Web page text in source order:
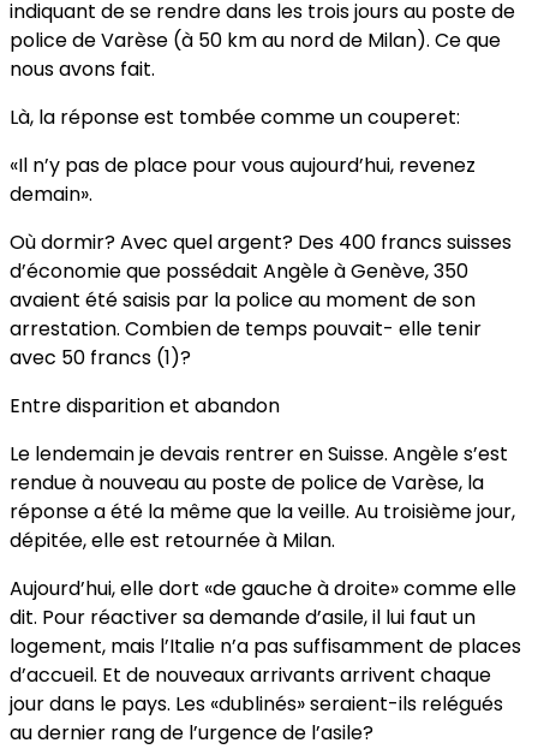
indiquant de se rendre dans les trois jours au poste de
police de Varèse (à 50 km au nord de Milan). Ce que
nous avons fait.
Là, la réponse est tombée comme un couperet:
«Il n’y pas de place pour vous aujourd’hui, revenez
demain».
Où dormir? Avec quel argent? Des 400 francs suisses
d’économie que possédait Angèle à Genève, 350
avaient été saisis par la police au moment de son
arrestation. Combien de temps pouvait- elle tenir
avec 50 francs (1)?
Entre disparition et abandon
Le lendemain je devais rentrer en Suisse. Angèle s’est
rendue à nouveau au poste de police de Varèse, la
réponse a été la même que la veille. Au troisième jour,
dépitée, elle est retournée à Milan.
Aujourd’hui, elle dort «de gauche à droite» comme elle
dit. Pour réactiver sa demande d’asile, il lui faut un
logement, mais l’Italie n’a pas suffisamment de places
d’accueil. Et de nouveaux arrivants arrivent chaque
jour dans le pays. Les «dublinés» seraient-ils relégués
au dernier rang de l’urgence de l’asile?